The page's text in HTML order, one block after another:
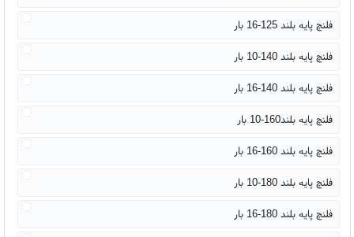
فلنچ پایه بلند 125-16 بار
فلنچ پایه بلند 140-10 بار
فلنچ پایه بلند 140-16 بار
فلنچ پایه بلند160-10 بار
فلنچ پایه بلند 160-16 بار
فلنچ پایه بلند 180-10 بار
فلنچ پایه بلند 180-16 بار